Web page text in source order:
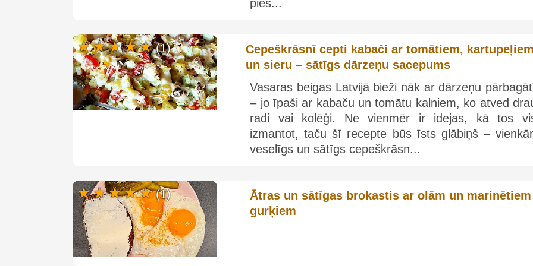
pieš...
Cepeškrāsnī cepti kabači ar tomātiem, kartupeļiem
un sieru – sātīgs dārzeņu sacepums
Vasaras beigas Latvijā bieži nāk ar dārzeņu
– jo īpaši ar kabaču un tomātu kalniem, ko atved
radi vai kolēģi. Ne vienmēr ir idejas, kā tos
izmantot, taču šī recepte būs īsts glābiņš –
veselīgs un sātīgs cepeškrāsn...
(1)
Ātras un sātīgas brokastis ar olām un marinētiem
gurķiem
(1)